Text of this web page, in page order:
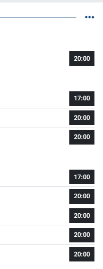
20:00
17:00
20:00
20:00
17:00
20:00
20:00
20:00
20:00